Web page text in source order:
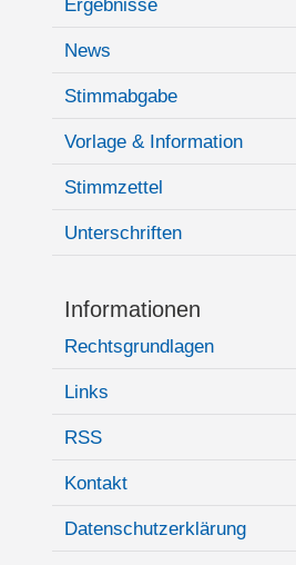
Ergebnisse
News
Stimmabgabe
Vorlage & Information
Stimmzettel
Unterschriften
Informationen
Rechtsgrundlagen
Links
RSS
Kontakt
Datenschutzerklärung